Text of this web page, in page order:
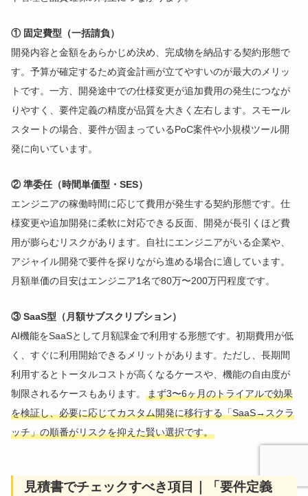
① 固定費型（一括請負）
開発内容と金額をあらかじめ決め、完成物を納品する契約形態で
す。予算が確定するため資金計画が立てやすいのが最大のメリッ
トです。一方、開発途中での仕様変更が追加費用の発生につなが
りやすく、要件定義の精度が品質を大きく左右します。スモール
スタートの場合、要件が固まっているPoC案件や小規模ツール開
発に向いています。
② 準委任（時間単価型・SES）
エンジニアの稼働時間に応じて費用が発生する契約形態です。仕
様変更や追加開発に柔軟に対応できる反面、開発が長引くほど費
用が膨らむリスクがあります。自社にエンジニアがいる企業や、
アジャイル開発で要件を探りながら進める場合に適しています。
月額単価の目安はエンジニア1名で80万〜200万円程度です。
③ SaaS型（月額サブスクリプション）
AI機能をSaaSとして月額課金で利用する形態です。初期費用が低
く、すぐに利用開始できるメリットがあります。ただし、長期間
利用するとトータルコストが高くなるケースや、機能の自由度が
制限されるケースもあります。まず3〜6ヶ月のトライアルで効果
を検証し、必要に応じてカスタム開発に移行する「SaaS→スクラ
ッチ」の順番がリスクを抑えた賢い選択です。
見積書でチェックすべき項目｜「要件定義